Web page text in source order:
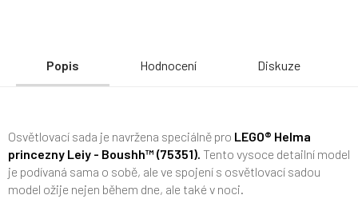
Popis Hodnocení Diskuze
Osvětlovací sada je navržena speciálně pro LEGO® Helma
princezny Leiy - Boushh™ (75351). Tento vysoce detailní model
je podívaná sama o sobě, ale ve spojení s osvětlovací sadou
model ožije nejen během dne, ale také v noci.